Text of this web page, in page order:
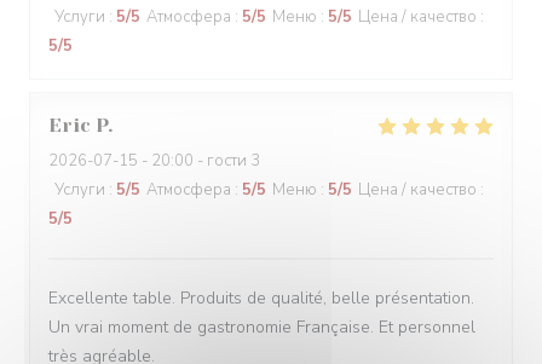
Услуги : 5/5 Атмосфера : 5/5 Меню : 5/5 Цена / качество :
5/5
Eric P
2026-07-15 - 20:00 - гости 3
Услуги : 5/5 Атмосфера : 5/5 Меню : 5/5 Цена / качество :
5/5
Excellente table. Produits de qualité, belle présentation.
Un vrai moment de gastronomie Française. Et personnel
très agréable.